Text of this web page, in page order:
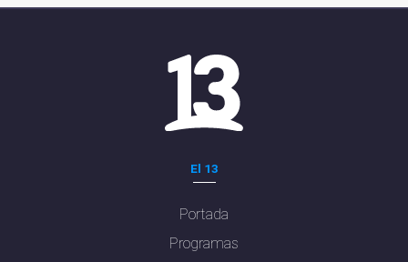
El 13
Portada
Programas